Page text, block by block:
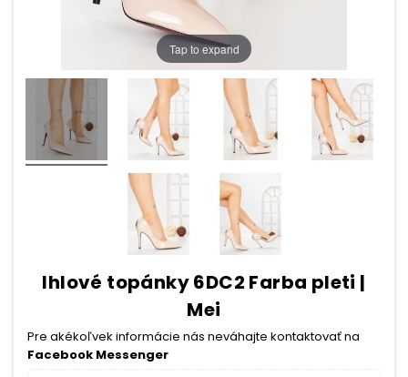
Tap to expand
Ihlové topánky 6DC2 Farba pleti |
Mei
Pre akékoľvek informácie nás neváhajte kontaktovať na
Facebook Messenger